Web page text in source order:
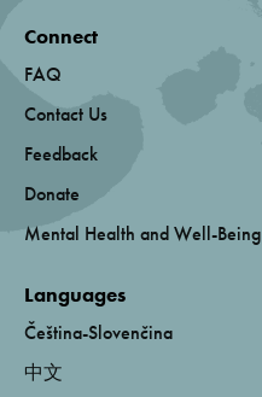
Connect
FAQ
Contact Us
Feedback
Donate
Mental Health and Well-Being
Languages
Čeština-Slovenčina
中文